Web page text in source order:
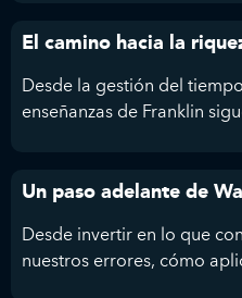
El camino hacia la
Desde la gestión del
enseñanzas de Franklin
Un paso adelante de
Desde invertir en lo que
nuestros errores, cómo